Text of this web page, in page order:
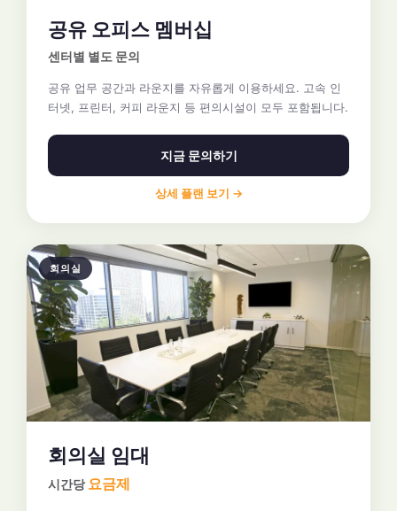
공유 오피스 멤버십
센터별 별도 문의
공유 업무 공간과 라운지를 자유롭게 이용하세요. 고속 인
터넷, 프린터, 커피 라운지 등 편의시설이 모두 포함됩니다.
지금 문의하기
상세 플랜 보기 →
회의실
회의실 임대
시간당요금제